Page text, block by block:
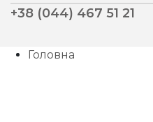
+38 (044) 467 51 21
Головна